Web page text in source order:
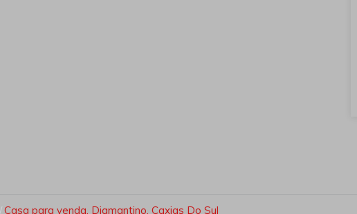
Casa para venda, Diamantino, Caxias Do Sul